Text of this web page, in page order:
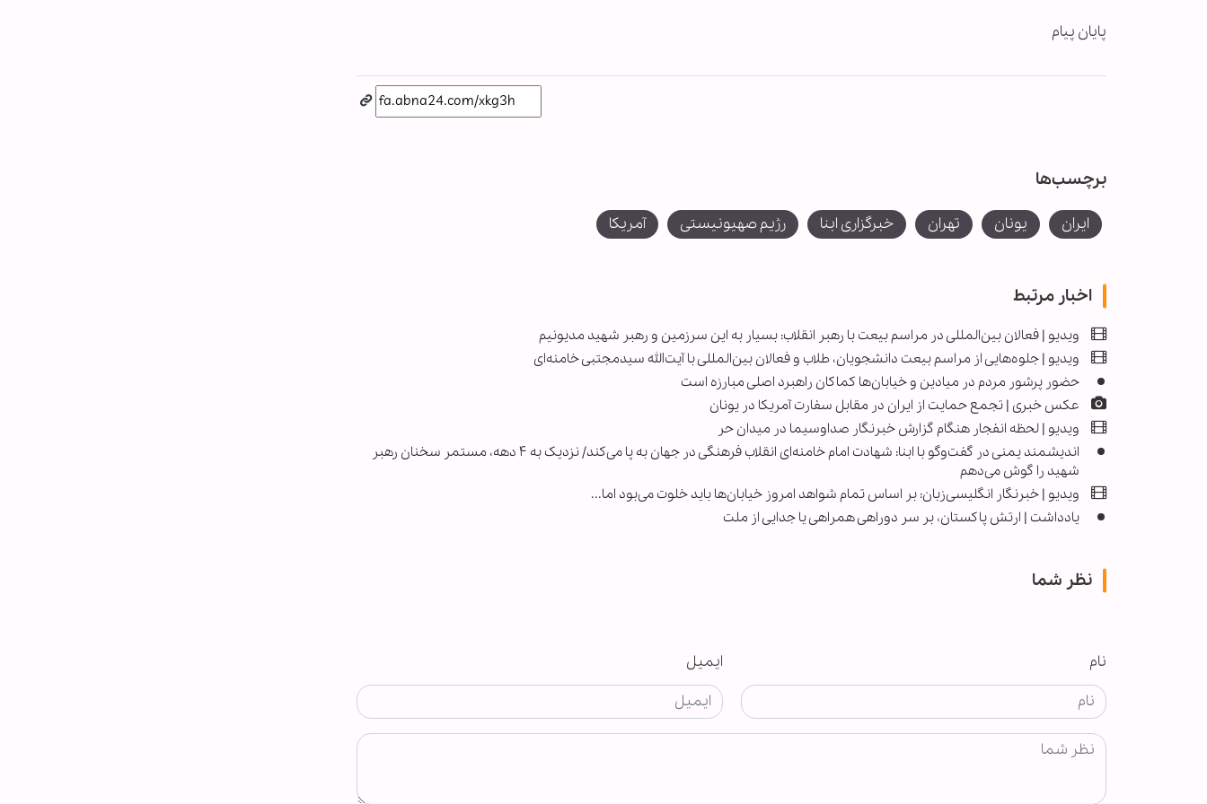
پایان پیام
برچسب‌ها
ایران یونان تهران خبرگزاری ابنا رژیم صهیونیستی آمریکا
اخبار مرتبط
ویدیو | فعالان بین‌المللی در مراسم بیعت با رهبر انقلاب: بسیار به این سرزمین و رهبر شهید مدیونیم
ویدیو | جلوه‌هایی از مراسم بیعت دانشجویان، طلاب و فعالان بین‌المللی با آیت‌الله سیدمجتبی خامنه‌ای
حضور پرشور مردم در میادین و خیابان­‌ها کماکان راهبرد اصلی مبارزه است
عکس خبری | تجمع حمایت از ایران در مقابل سفارت آمریکا در یونان
ویدیو | لحظه انفجار هنگام گزارش خبرنگار صداوسیما در میدان حر
اندیشمند یمنی در گفت‌وگو با ابنا: شهادت امام خامنه‌ای انقلاب فرهنگی در جهان به پا می‌کند/ نزدیک به ۴ دهه، مستمر سخنان رهبر
شهید را گوش می‌دهم
ویدیو | خبرنگار انگلیسی‌زبان: بر اساس تمام شواهد امروز خیابان‌ها باید خلوت می‌بود اما...
یادداشت | ارتش پاکستان، بر سر دوراهی همراهی یا جدایی از ملت
نظر شما
نام ایمیل